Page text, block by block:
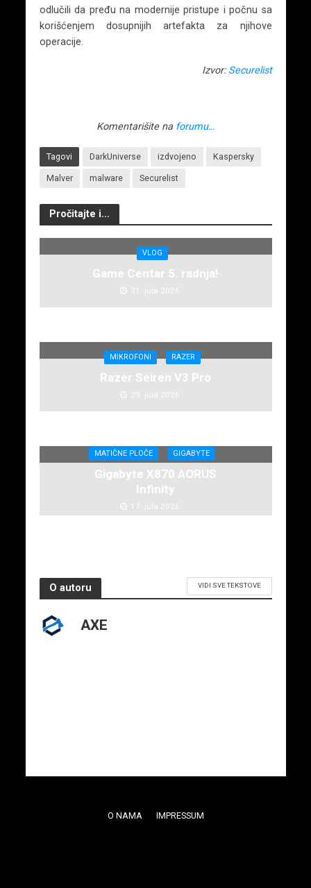
odlučili da pređu na modernije pristupe i počnu sa
korišćenjem dosupnijih artefakta za njihove
operacije.
Izvor: Securelist
Komentarišite na forumu…
Tagovi DarkUniverse izdvojeno Kaspersky
Malver malware Securelist
Pročitajte i...
VLOG
Game Centar 5. radnja!
31. jula 2026.
MIKROFONI RAZER
Razer Seiren V3 Pro
29. jula 2026.
MATIČNE PLOČE GIGABYTE
Gigabyte X870 AORUS
Infinity
17. jula 2026.
O autoru VIDI SVE TEKSTOVE
AXE
O NAMA IMPRESSUM